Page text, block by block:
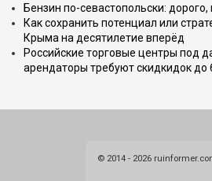
Бензин по-севастопольски:
Как сохранить потенциал или
Крыма на десятилетие вперёд
Российские торговые центры под
арендаторы требуют скидкидок до
© 2014 - 2026